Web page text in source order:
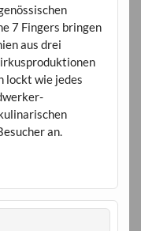
7 Fingers bringen
aus drei
lockt wie jedes
an.